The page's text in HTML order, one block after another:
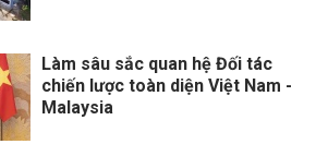
Làm sâu sắc quan hệ Đối tác
chiến lược toàn diện Việt Nam -
Malaysia